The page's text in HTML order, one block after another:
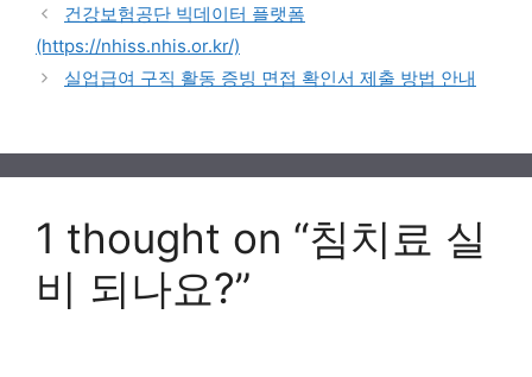
건강보험공단 빅데이터 플랫폼
(https://nhiss.nhis.or.kr/)
실업급여 구직 활동 증빙 면접 확인서 제출 방법 안내
1 thought on “침치료 실
비 되나요?”